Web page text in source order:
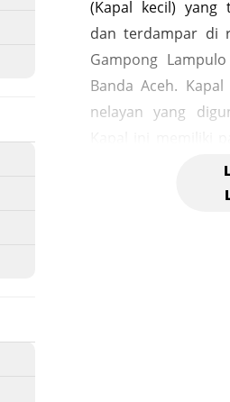
(Kapal kecil) yang
dan terdampar di
Gampong
Banda Aceh.
nelayan yang
serta memiliki
tersebut